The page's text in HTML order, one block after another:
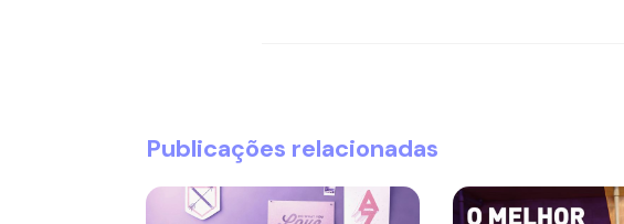
Publicações relacionadas